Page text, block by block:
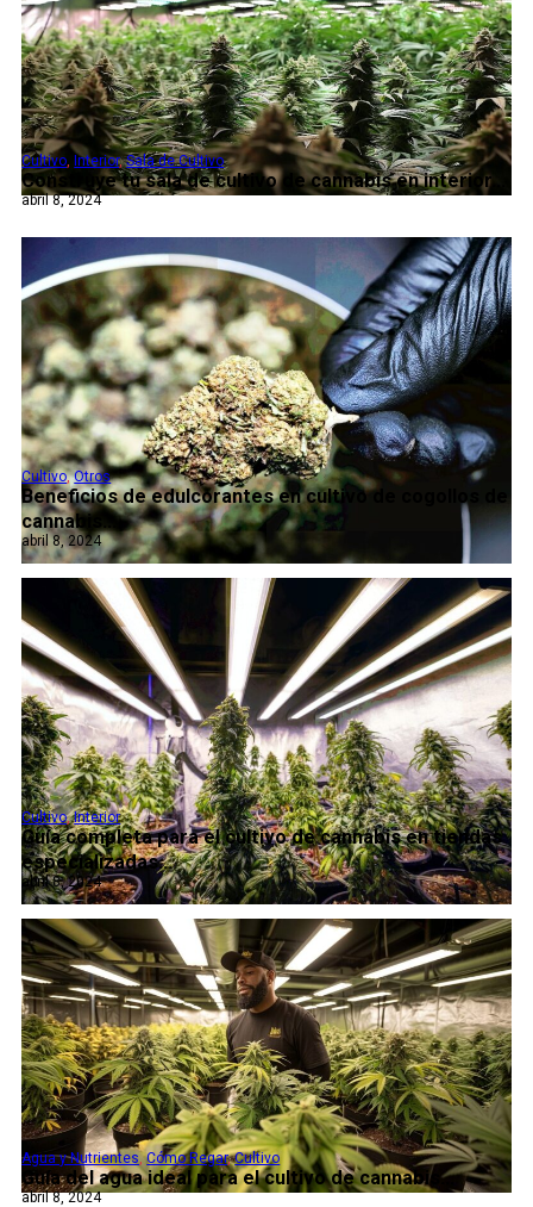
Construye tu sala de cultivo de cannabis en interior...
Cultivo, Interior,Sala de Cultivo
abril 8, 2024
Beneficios de edulcorantes en cultivo de cogollos de
cannabis...
Cultivo,Otros
abril 8, 2024
Guía completa para el cultivo de cannabis en tiendas
especializadas...
Cultivo,Interior
abril 8, 2024
Guía del agua ideal para el cultivo de cannabis...
Agua y Nutrientes,Cómo Regar,Cultivo
abril 8, 2024